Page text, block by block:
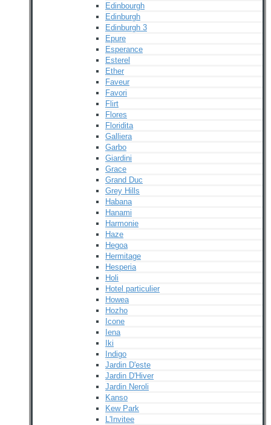
Edinbourgh
Edinburgh
Edinburgh 3
Epure
Esperance
Esterel
Ether
Faveur
Favori
Flirt
Flores
Floridita
Galliera
Garbo
Giardini
Grace
Grand Duc
Grey Hills
Habana
Hanami
Harmonie
Haze
Hegoa
Hermitage
Hesperia
Holi
Hotel particulier
Howea
Hozho
Icone
Iena
Iki
Indigo
Jardin D'este
Jardin D'Hiver
Jardin Neroli
Kanso
Kew Park
L'Invitee